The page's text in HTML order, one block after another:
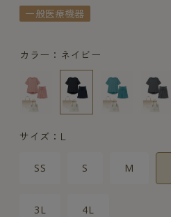
一般医療機器
カラー：ネイビー
サイズ：L
SS S M
3L 4L